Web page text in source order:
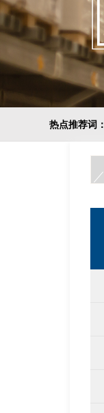
热点推荐词：